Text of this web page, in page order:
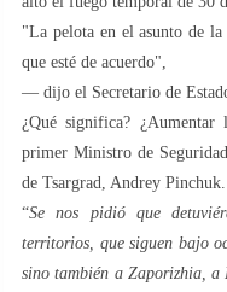
"La pelota en el asunto de la
que esté de acuerdo",
— dijo el Secretario de
¿Qué significa? ¿Aumentar
primer Ministro de
de Tsargrad, Andrey Pinchuk.
“Se nos pidió que
territorios, que siguen bajo
sino también a Zaporizhia,